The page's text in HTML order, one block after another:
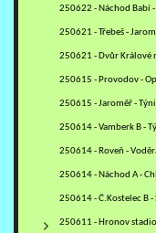
250622 - Náchod Babí -
250621 - Třebeš -
250621 - Dvůr Králové
250615 - Provodov -
250615 - Jaroměř -
250614 - Vamberk B -
250614 - Roveň -
250614 - Náchod A -
250614 - Č.Kostelec B -
250611 - Hronov